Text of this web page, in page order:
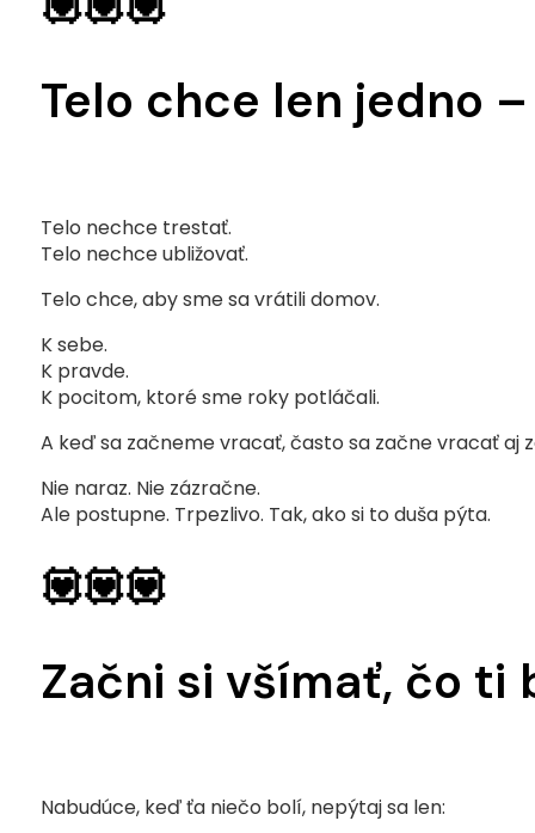
Telo chce len jedno
Telo nechce trestať.
Telo nechce ubližovať.
Telo chce, aby sme sa vrátili domov.
K sebe.
K pravde.
K pocitom, ktoré sme roky potláčali.
A keď sa začneme vracať, často sa začne vracať aj
Nie naraz. Nie zázračne.
Ale postupne. Trpezlivo. Tak, ako si to duša pýta.
💟💟💟
Začni si všímať, čo ti
Nabudúce, keď ťa niečo bolí, nepýtaj sa len: